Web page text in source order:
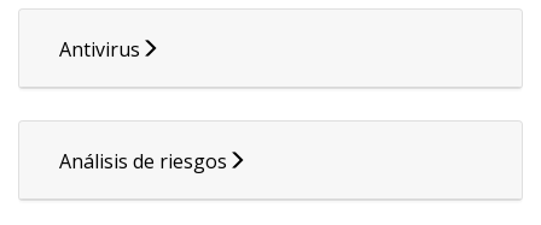
Antivirus
Análisis de riesgos